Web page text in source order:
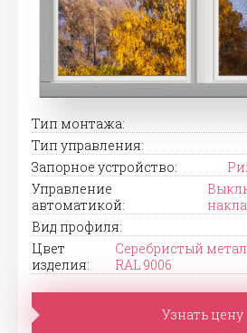
Тип монтажа:
Тип управления:
Запорное устройство:
Управление
автоматикой:
Вид профиля:
Цвет
изделия:
Серебристый
RAL 9006
Узнать цену